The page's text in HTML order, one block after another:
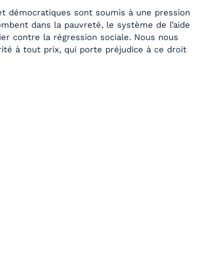
démocratiques sont soumis à une pression
dans la pauvreté, le système de l’aide
contre la régression sociale. Nous nous
à tout prix, qui porte préjudice à ce droit